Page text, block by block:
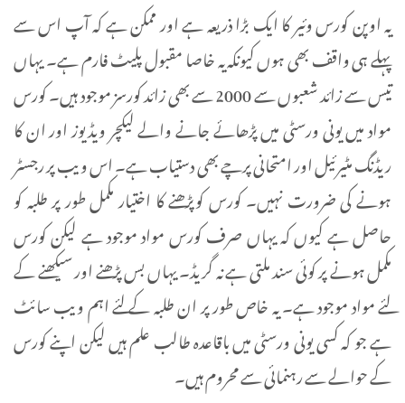
یہ اوپن کورس وئیر کا ایک بڑا ذریعہ ہے اور ممکن ہے کہ آپ اس سے
پہلے ہی واقف بھی ہوں کیونکہ یہ خاصا مقبول پلیٹ فارم ہے۔ یہاں
تیس سے زائد شعبوں سے 2000 سے بھی زائد کورسز موجود ہیں۔ کورس
مواد میں یونی ورسٹی میں پڑھائے جانے والے لیکچر ویڈیوز اور ان کا
ریڈنگ مٹیرئیل اور امتحانی پرچے بھی دستیاب ہے۔ اس ویب پر رجسٹر
ہونے کی ضرورت نہیں۔ کورس کوپڑھنے کا اختیار مکمل طور پر طلبہ کو
حاصل ہے کیوں کہ یہاں صرف کورس مواد موجود ہے لیکن کورس
مکمل ہونے پر کوئی سند ملتی ہے نہ گریڈ۔ یہاں بس پڑھنے اور سیکھنے کے
لئے مواد موجود ہے۔ یہ خاص طور پر ان طلبہ کے لئے اہم ویب سائٹ
ہے جو کہ کسی یونی ورسٹی میں باقاعدہ طالب علم ہیں لیکن اپنے کورس
کے حوالے سے رہنمائی سے محروم ہیں۔